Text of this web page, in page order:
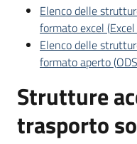
Elenco delle
formato excel (Excel
Elenco delle
formato aperto(ODS
Strutture
trasporto